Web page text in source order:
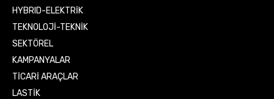
HYBRID-ELEKTRİK
TEKNOLOJİ-TEKNİK
SEKTÖREL
KAMPANYALAR
TİCARİ ARAÇLAR
LASTİK